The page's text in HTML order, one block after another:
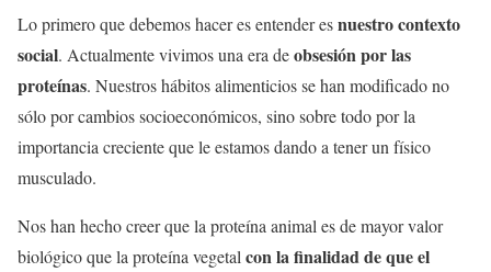
Lo primero que debemos hacer es entender esnuestro contexto
social. Actualmente vivimos una era deobsesión por las
proteínas. Nuestros hábitos alimenticios se han modificado no
sólo por cambios socioeconómicos, sino sobre todo por la
importancia creciente que le estamos dando a tener un físico
musculado.
Nos han hecho creer que la proteína animal es de mayor valor
biológico que la proteína vegetal con la finalidad de que el